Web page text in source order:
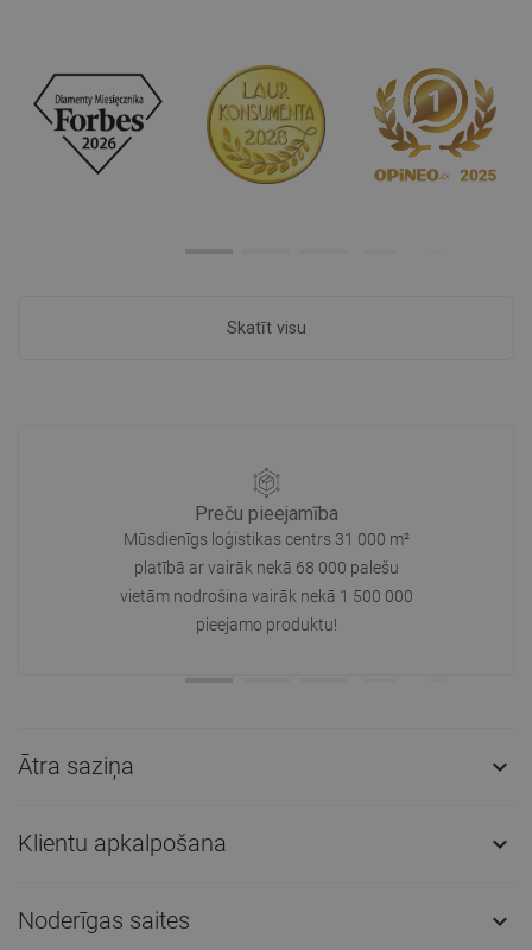
Skatīt visu
Preču pieejamība
Mūsdienīgs loģistikas centrs 31 000 m²
platībā ar vairāk nekā 68 000 palešu
vietām nodrošina vairāk nekā 1 500 000
pieejamo produktu!
Ātra saziņa 
Klientu apkalpošana 
Noderīgas saites 